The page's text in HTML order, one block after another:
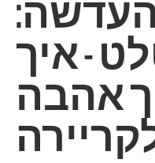
- איך
אהבה